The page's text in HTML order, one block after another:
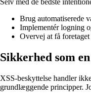
Brug automatiserede
Implementér logning
Overvej at få
Sikkerhed som
XSS-beskyttelse handler
grundlæggende principper.